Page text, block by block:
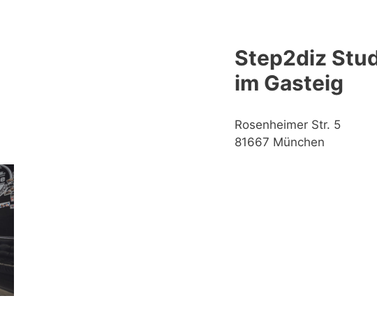
Step2diz
im Gasteig
Rosenheimer Str. 5
81667 München